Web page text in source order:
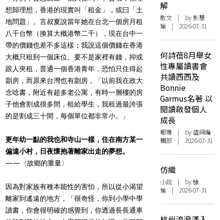
想歸理想，香港的現實叫「租金」，或曰「土
地問題」。言叔夏說當年她在台北一個房月租
八千台幣（換算大概港幣二千），現在台中一
帶的價錢也差不多這樣；我說這個價錢在香港
大概只租到一個床位。要不是家裡有錢，抑或
跟人夾租，普通一個香港青年，恐怕只住得起
劏房，而原來台灣也有劏房，「以前我在政大
念唸書，附近有超多老公寓，有時一層樓的房
子他會割成很多間，租給學生，我租過最誇張
的是割成三十間，每個單位都非常小。」
更年幼一點的我也和寺山一樣，住在南方某一
偏遠小村，日夜懷抱著離家出走的夢想。
——〈故鄉的重量〉
因為對家族有種本能性的害怕，所以從小渴望
離家到遙遠的地方，「很奇怪，你到小學中學
讀書，你會很明確的感覺到，你透過長長通車
解
散文 | by 彭慧
瑜 | 2026-07-31
何詩蓓8月舉女
性專屬讀書會
共讀西西及
Bonnie
Garmus名著 以
閱讀啟發個人
成長
報導 | by 虛詞編
輯部 | 2026-07-31
仿織
小說 | by 悇
愉 | 2026-07-31